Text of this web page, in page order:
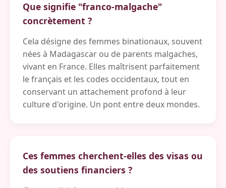
Que signifie "franco-malgache"
concrètement ?
Cela désigne des femmes binationaux, souvent
nées à Madagascar ou de parents malgaches,
vivant en France. Elles maîtrisent parfaitement
le français et les codes occidentaux, tout en
conservant un attachement profond à leur
culture d'origine. Un pont entre deux mondes.
Ces femmes cherchent-elles des visas ou
des soutiens financiers ?